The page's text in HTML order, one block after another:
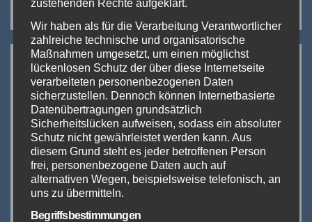
Neueste Beiträge:
The Hall of Vape 2024
DICODES goes small
InterTabac 2023 (Teil 1)
InterTabac & InterSupply Messe-Duo 2023
zustehenden Rechte aufgeklärt.
Wir haben als für die Verarbeitung Verantwortlicher
zahlreiche technische und organisatorische
Maßnahmen umgesetzt, um einen möglichst
lückenlosen Schutz der über diese Internetseite
verarbeiteten personenbezogenen Daten
sicherzustellen. Dennoch können Internetbasierte
Datenübertragungen grundsätzlich
Sicherheitslücken aufweisen, sodass ein absoluter
Schutz nicht gewährleistet werden kann. Aus
diesem Grund steht es jeder betroffenen Person
frei, personenbezogene Daten auch auf
alternativen Wegen, beispielsweise telefonisch, an
uns zu übermitteln.
Begriffsbestimmungen